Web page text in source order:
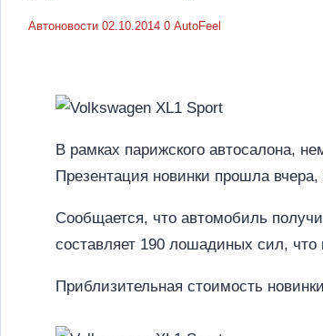
Автоновости 02.10.2014 0 AutoFeel
В рамках парижского автосалона,
Презентация новинки прошла
Сообщается, что автомобиль
составляет 190 лошадиных сил, что
Приблизительная стоимость